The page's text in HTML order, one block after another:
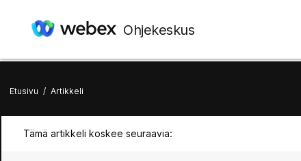
Ohjekeskus
Etusivu / Artikkeli
Tämä artikkeli koskee seuraavia: